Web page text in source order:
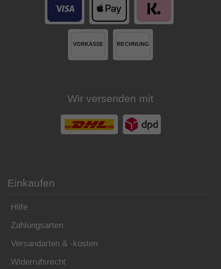
Wir versenden mit
Einkaufen
Hilfe
Zahlungsarten
Versandarten & -kosten
Widerrufsrecht